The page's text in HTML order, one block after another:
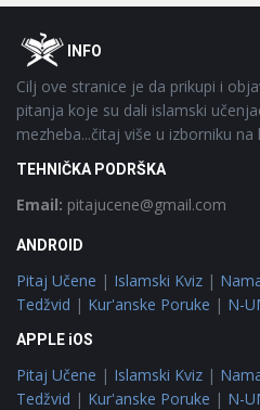
FooterOINFO
Cilj ove stranice je da prikupi i
pitanja koje su dali islamski
mezheba...čitaj više u izborniku na
TEHNIČKA PODRŠKA
Email: pitajucene@gmail.com
ANDROID
Pitaj Učene | Islamski Kviz |
Tedžvid | Kur'anske Poruke | N-
APPLE iOS
Pitaj Učene | Islamski Kviz |
Tedžvid | Kur'anske Poruke | N-